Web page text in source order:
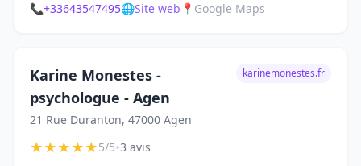
📞+33643547495🌐Site web 📍 Google Maps
Karine Monestes -
psychologue - Agen
21 Rue Duranton, 47000 Agen
karinemonestes.fr
★★★★★5/5•3 avis